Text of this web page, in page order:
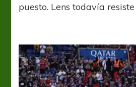
puesto. Lens todavía